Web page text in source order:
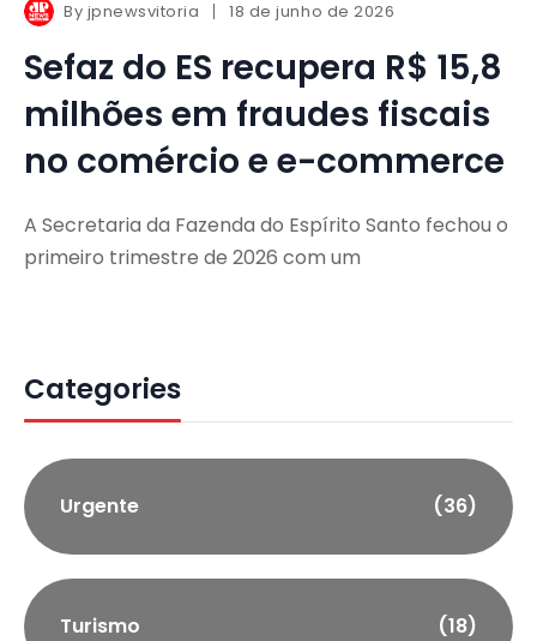
By jpnewsvitoria 18 de junho de 2026
Sefaz do ES recupera R$ 15,8
milhões em fraudes fiscais
no comércio e e-commerce
A Secretaria da Fazenda do Espírito Santo fechou o
primeiro trimestre de 2026 com um
Categories
Urgente (36)
Turismo (18)